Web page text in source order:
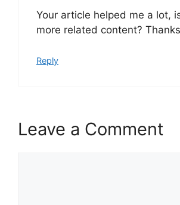
Your article helped me a lot,
more related content?
Reply
Leave a Comment